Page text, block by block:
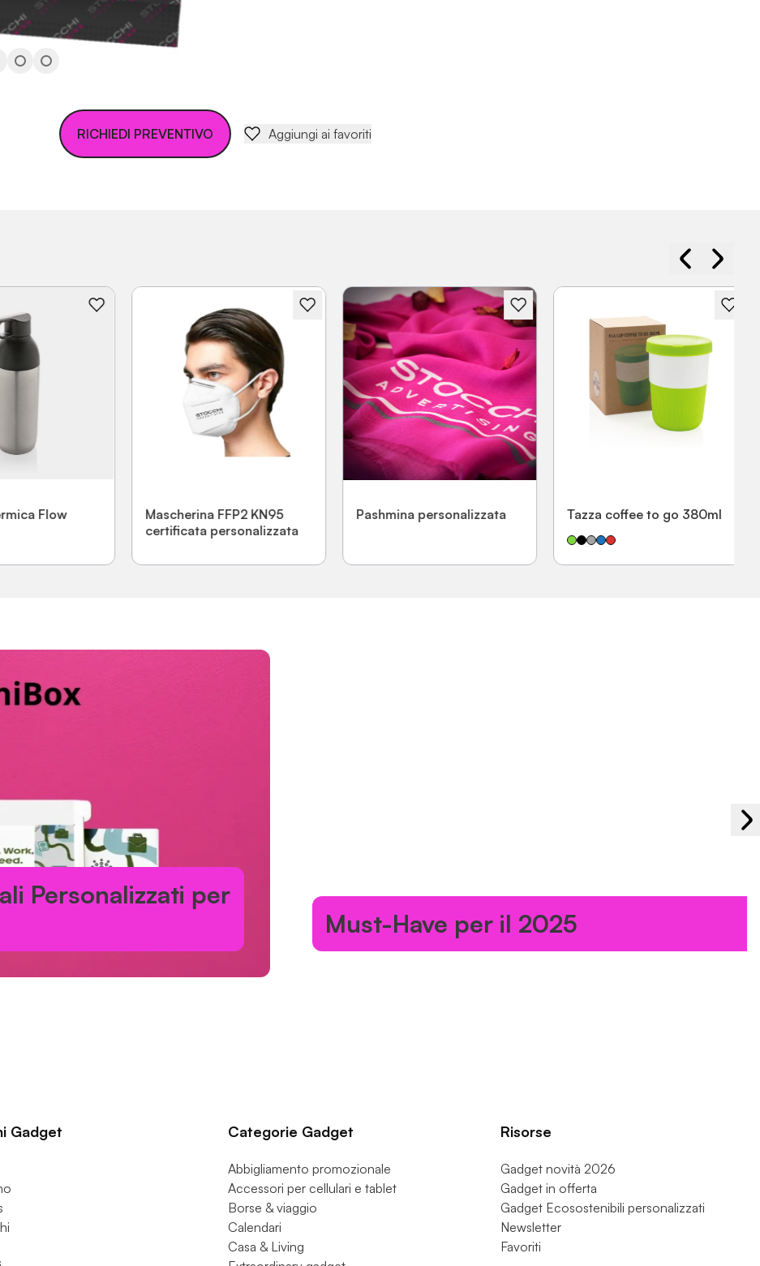
RICHIEDI PREVENTIVO Aggiungi ai favoriti
Flow
Mascherina FFP2 KN95
certificata personalizzata
Pashmina personalizzata Tazza coffee to go 380ml
per
Must-Have per il 2025
Gadget Categorie Gadget
Abbigliamento promozionale
Accessori per cellulari e tablet
Borse & viaggio
Calendari
Casa & Living
Risorse
Gadget novità 2026
Gadget in offerta
Gadget Ecosostenibili personalizzati
Newsletter
Favoriti